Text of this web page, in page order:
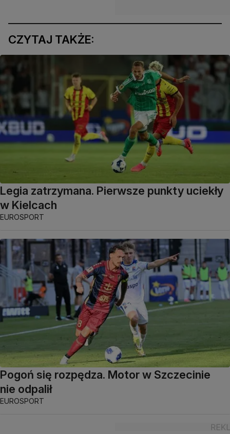
CZYTAJ TAKŻE:
Legia zatrzymana. Pierwsze punkty uciekły
w Kielcach
EUROSPORT
Pogoń się rozpędza. Motor w Szczecinie
nie odpalił
EUROSPORT